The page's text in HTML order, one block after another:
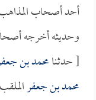
أحد أصحاب
وحديثه أخرجه
[ حدثنامحمد بن
محمد بن جعفر